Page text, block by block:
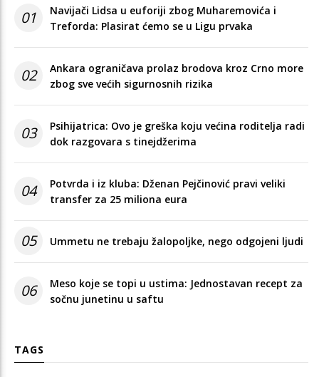
01
Navijači Lidsa u euforiji zbog Muharemovića i
Treforda: Plasirat ćemo se u Ligu prvaka
02
Ankara ograničava prolaz brodova kroz Crno more
zbog sve većih sigurnosnih rizika
03
Psihijatrica: Ovo je greška koju većina roditelja radi
dok razgovara s tinejdžerima
04
Potvrda i iz kluba: Dženan Pejčinović pravi veliki
transfer za 25 miliona eura
05 Ummetu ne trebaju žalopoljke, nego odgojeni ljudi
06
Meso koje se topi u ustima: Jednostavan recept za
sočnu junetinu u saftu
TAGS